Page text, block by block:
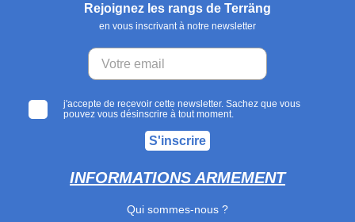
Rejoignez les rangs de Terräng
en vous inscrivant à notre newsletter
j'accepte de recevoir cette newsletter. Sachez que vous
pouvez vous désinscrire à tout moment.
S'inscrire
INFORMATIONS ARMEMENT
Qui sommes-nous ?